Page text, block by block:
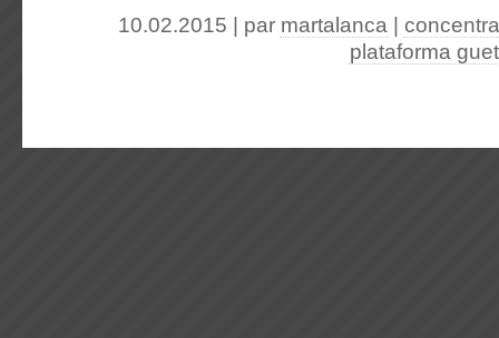
10.02.2015 | par martalanca
plataforma